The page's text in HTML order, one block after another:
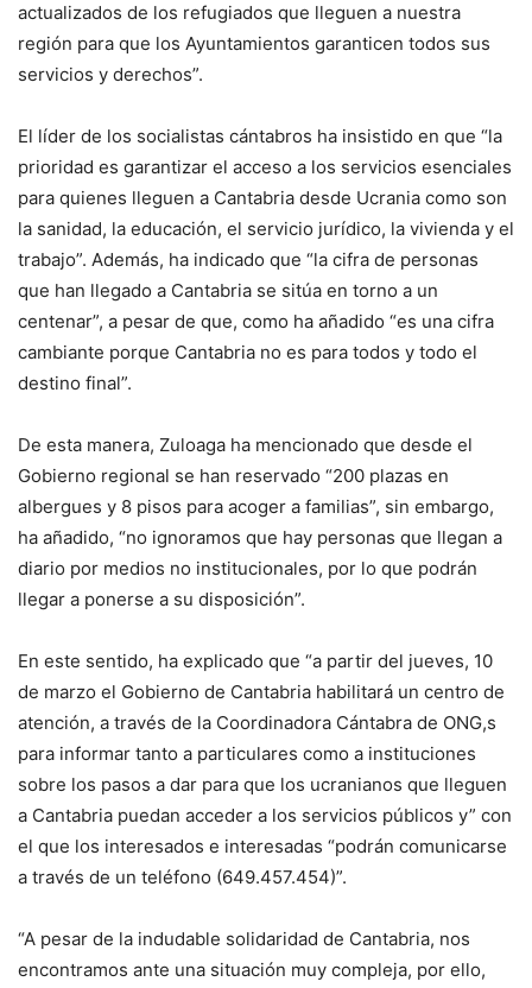
actualizados de los refugiados que lleguen a nuestra
región para que los Ayuntamientos garanticen todos sus
servicios y derechos”.
El líder de los socialistas cántabros ha insistido en que “la
prioridad es garantizar el acceso a los servicios esenciales
para quienes lleguen a Cantabria desde Ucrania como son
la sanidad, la educación, el servicio jurídico, la vivienda y el
trabajo”. Además, ha indicado que “la cifra de personas
que han llegado a Cantabria se sitúa en torno a un
centenar”, a pesar de que, como ha añadido “es una cifra
cambiante porque Cantabria no es para todos y todo el
destino final”.
De esta manera, Zuloaga ha mencionado que desde el
Gobierno regional se han reservado “200 plazas en
albergues y 8 pisos para acoger a familias”, sin embargo,
ha añadido, “no ignoramos que hay personas que llegan a
diario por medios no institucionales, por lo que podrán
llegar a ponerse a su disposición”.
En este sentido, ha explicado que “a partir del jueves, 10
de marzo el Gobierno de Cantabria habilitará un centro de
atención, a través de la Coordinadora Cántabra de ONG,s
para informar tanto a particulares como a instituciones
sobre los pasos a dar para que los ucranianos que lleguen
a Cantabria puedan acceder a los servicios públicos y” con
el que los interesados e interesadas “podrán comunicarse
a través de un teléfono (649.457.454)”.
“A pesar de la indudable solidaridad de Cantabria, nos
encontramos ante una situación muy compleja, por ello,